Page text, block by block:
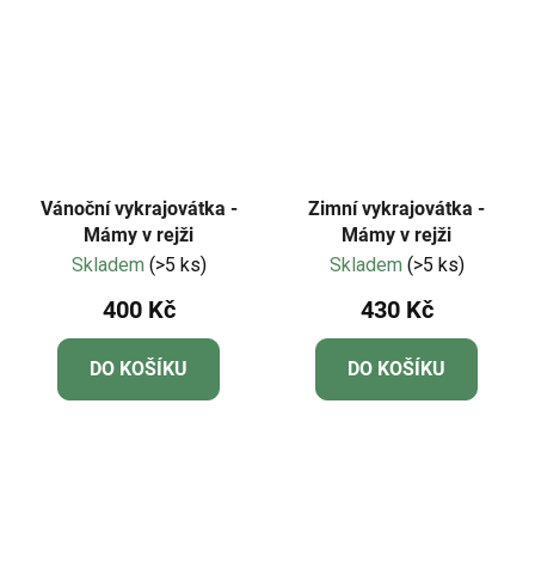
Vánoční vykrajovátka -
Mámy v rejži
Skladem (>5 ks)
400 Kč
DO KOŠÍKU
Zimní vykrajovátka -
Mámy v rejži
Skladem (>5 ks)
430 Kč
DO KOŠÍKU